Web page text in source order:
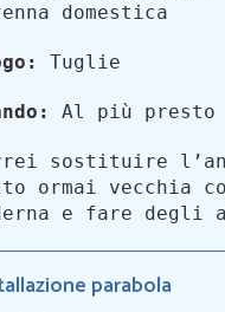
domestica
Tuglie
Al più presto
sostituire
ormai vecchia
e fare
parabola